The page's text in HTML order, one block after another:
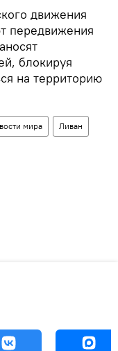
движения
передвижения
блокируя
на территорию
мира Ливан